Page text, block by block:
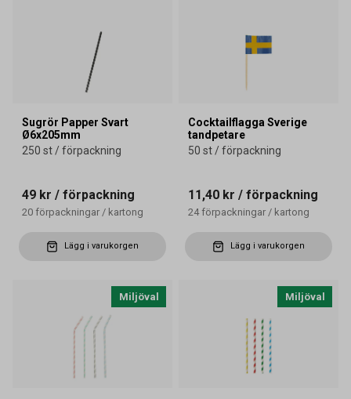
Sugrör Papper Svart
Ø6x205mm
250 st / förpackning
49 kr / förpackning
20 förpackningar / kartong
Lägg i varukorgen
Cocktailflagga Sverige
tandpetare
50 st / förpackning
11,40 kr / förpackning
24 förpackningar / kartong
Lägg i varukorgen
Miljöval Miljöval